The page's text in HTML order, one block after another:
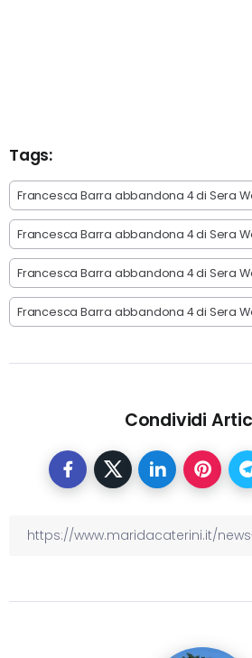
Tags:
Francesca Barra abbandona 4 di Sera
Francesca Barra abbandona 4 di Sera
Francesca Barra abbandona 4 di Sera
Francesca Barra abbandona 4 di Sera
Condividi